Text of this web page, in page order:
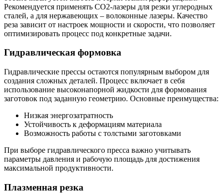
Рекомендуется применять CO2-лазеры для резки углеродных
сталей, а для нержавеющих – волоконные лазеры. Качество
реза зависит от настроек мощности и скорости, что позволяет
оптимизировать процесс под конкретные задачи.
Гидравлическая формовка
Гидравлические прессы остаются популярным выбором для
создания сложных деталей. Процесс включает в себя
использование высоконапорной жидкости для формования
заготовок под заданную геометрию. Основные преимущества:
Низкая энергозатратность
Устойчивость к деформациям материала
Возможность работы с толстыми заготовками
При выборе гидравлического пресса важно учитывать
параметры давления и рабочую площадь для достижения
максимальной продуктивности.
Плазменная резка